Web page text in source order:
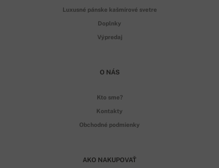
Luxusné pánske kašmírové svetre
Doplnky
Výpredaj
O NÁS
Kto sme?
Kontakty
Obchodné podmienky
AKO NAKUPOVAŤ